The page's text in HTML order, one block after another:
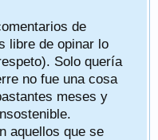
de
libre de opinar lo
Solo quería
no fue una cosa
meses y
aquellos que se